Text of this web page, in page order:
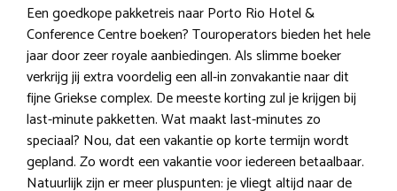
Een goedkope pakketreis naar Porto Rio Hotel &
Conference Centre boeken? Touroperators bieden het hele
jaar door zeer royale aanbiedingen. Als slimme boeker
verkrijg jij extra voordelig een all-in zonvakantie naar dit
fijne Griekse complex. De meeste korting zul je krijgen bij
last-minute pakketten. Wat maakt last-minutes zo
speciaal? Nou, dat een vakantie op korte termijn wordt
gepland. Zo wordt een vakantie voor iedereen betaalbaar.
Natuurlijk zijn er meer pluspunten: je vliegt altijd naar de